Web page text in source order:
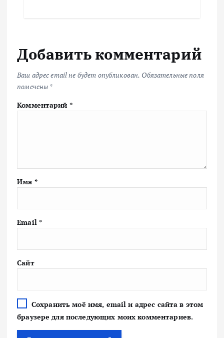
Добавить комментарий
Ваш адрес email не будет опубликован. Обязательные поля
помечены *
Комментарий *
Имя *
Email *
Сайт
Сохранить моё имя, email и адрес сайта в этом
браузере для последующих моих комментариев.